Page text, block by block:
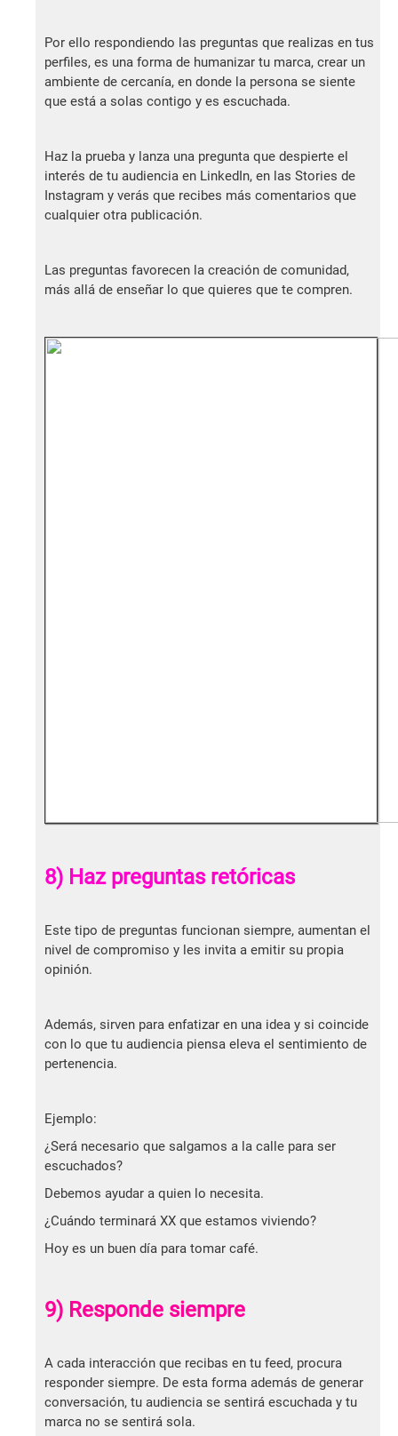
Por ello respondiendo las preguntas que realizas en tus
perfiles, es una forma de humanizar tu marca, crear un
ambiente de cercanía, en donde la persona se siente
que está a solas contigo y es escuchada.
Haz la prueba y lanza una pregunta que despierte el
interés de tu audiencia en LinkedIn, en las Stories de
Instagram y verás que recibes más comentarios que
cualquier otra publicación.
Las preguntas favorecen la creación de comunidad,
más allá de enseñar lo que quieres que te compren.
8) Haz preguntas retóricas
Este tipo de preguntas funcionan siempre, aumentan el
nivel de compromiso y les invita a emitir su propia
opinión.
Además, sirven para enfatizar en una idea y si coincide
con lo que tu audiencia piensa eleva el sentimiento de
pertenencia.
Ejemplo:
¿Será necesario que salgamos a la calle para ser
escuchados?
Debemos ayudar a quien lo necesita.
¿Cuándo terminará XX que estamos viviendo?
Hoy es un buen día para tomar café.
9) Responde siempre
A cada interacción que recibas en tu feed, procura
responder siempre. De esta forma además de generar
conversación, tu audiencia se sentirá escuchada y tu
marca no se sentirá sola.